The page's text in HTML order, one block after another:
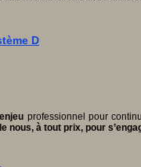
D
enjeu professionnel pour
nous, à tout prix, pour